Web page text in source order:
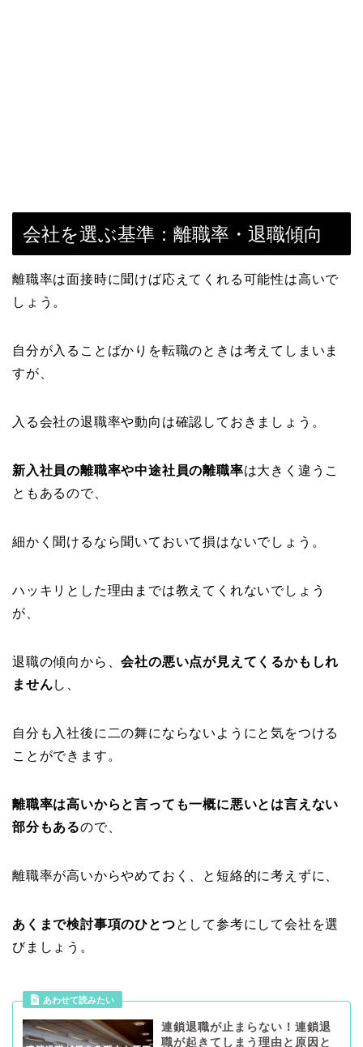
会社を選ぶ基準：離職率・退職傾向
離職率は面接時に聞けば応えてくれる可能性は高いで
しょう。
自分が入ることばかりを転職のときは考えてしまいま
すが、
入る会社の退職率や動向は確認しておきましょう。
新入社員の離職率や中途社員の離職率は大きく違うこ
ともあるので、
細かく聞けるなら聞いておいて損はないでしょう。
ハッキリとした理由までは教えてくれないでしょう
が、
退職の傾向から、会社の悪い点が見えてくるかもしれ
ませんし、
自分も入社後に二の舞にならないようにと気をつける
ことができます。
離職率は高いからと言っても一概に悪いとは言えない
部分もあるので、
離職率が高いからやめておく、と短絡的に考えずに、
あくまで検討事項のひとつとして参考にして会社を選
びましょう。
あわせて読みたい
連鎖退職が止まらない！連鎖退
職が起きてしまう理由と原因と